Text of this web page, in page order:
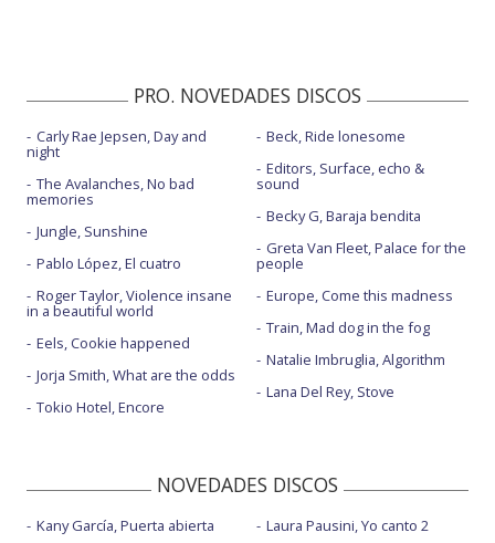
PRO. NOVEDADES DISCOS
Carly Rae Jepsen, Day and
night
The Avalanches, No bad
memories
Jungle, Sunshine
Pablo López, El cuatro
Roger Taylor, Violence insane
in a beautiful world
Eels, Cookie happened
Jorja Smith, What are the odds
Tokio Hotel, Encore
Beck, Ride lonesome
Editors, Surface, echo &
sound
Becky G, Baraja bendita
Greta Van Fleet, Palace for the
people
Europe, Come this madness
Train, Mad dog in the fog
Natalie Imbruglia, Algorithm
Lana Del Rey, Stove
NOVEDADES DISCOS
Kany García, Puerta abierta
Laura Pausini, Yo canto 2